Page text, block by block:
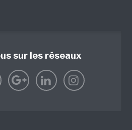
sur les réseaux